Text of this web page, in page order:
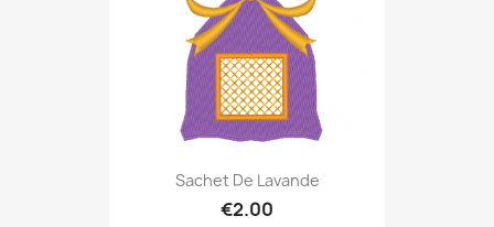
Sachet De Lavande
€2.00